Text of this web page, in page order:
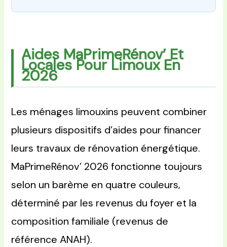
Aides MaPrimeRénov’ Et
Locales Pour Limoux En
2026
Les ménages limouxins peuvent combiner
plusieurs dispositifs d’aides pour financer
leurs travaux de rénovation énergétique.
MaPrimeRénov’ 2026 fonctionne toujours
selon un barème en quatre couleurs,
déterminé par les revenus du foyer et la
composition familiale (revenus de
référence ANAH).